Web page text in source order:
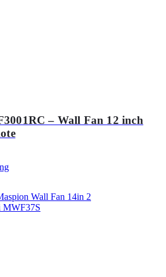
– Wall Fan 12 inch